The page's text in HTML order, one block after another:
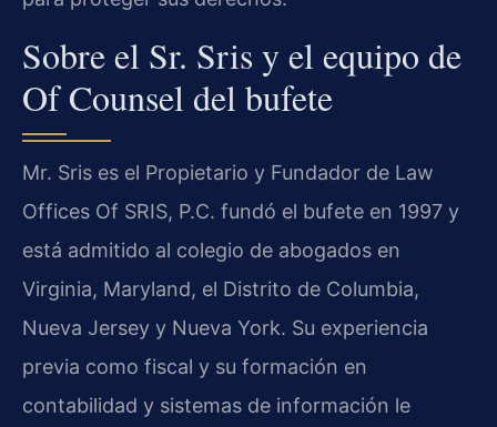
Sobre el Sr. Sris y el equipo de
Of Counsel del bufete
Mr. Sris es el Propietario y Fundador de Law
Offices Of SRIS, P.C. fundó el bufete en 1997 y
está admitido al colegio de abogados en
Virginia, Maryland, el Distrito de Columbia,
Nueva Jersey y Nueva York. Su experiencia
previa como fiscal y su formación en
contabilidad y sistemas de información le